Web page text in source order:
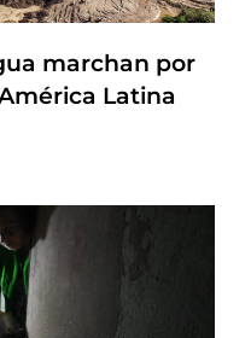
marchan por
Latina